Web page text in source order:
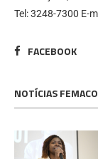
Tel: 3248-7300 E-
FACEBOOK
NOTÍCIAS FEMACO